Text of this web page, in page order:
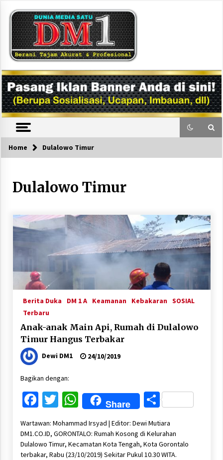
content
DM1
Home Dulalowo Timur
Dulalowo Timur
Berita Duka DM 1 A Keamanan Kebakaran SOSIAL
Terbaru
Anak-anak Main Api, Rumah di Dulalowo
Timur Hangus Terbakar
Dewi DM1 24/10/2019
Bagikan dengan:
Facebook
Twitter
WhatsApp
Share Share
Wartawan: Mohammad Irsyad | Editor: Dewi Mutiara
DM1.CO.ID, GORONTALO: Rumah Kosong di Kelurahan
Dulalowo Timur, Kecamatan Kota Tengah, Kota Gorontalo
terbakar, Rabu (23/10/2019) Sekitar Pukul 10.30 WITA.